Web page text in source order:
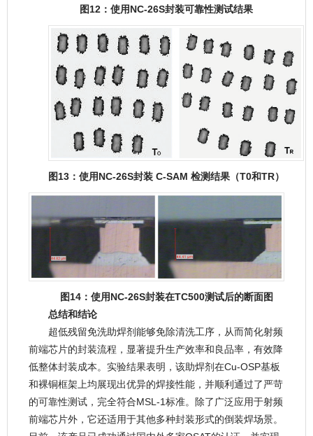
图12：使用NC-26S封装可靠性测试结果
图13：使用NC-26S封装 C-SAM 检测结果（T0和TR）
图14：使用NC-26S封装在TC500测试后的断面图
总结和结论
超低残留免洗助焊剂能够免除清洗工序，从而简化射频
前端芯片的封装流程，显著提升生产效率和良品率，有效降
低整体封装成本。实验结果表明，该助焊剂在Cu-OSP基板
和裸铜框架上均展现出优异的焊接性能，并顺利通过了严苛
的可靠性测试，完全符合MSL-1标准。除了广泛应用于射频
前端芯片外，它还适用于其他多种封装形式的倒装焊场景。